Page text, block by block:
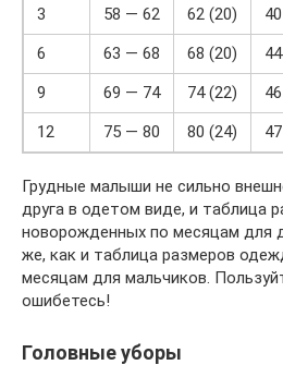
3
58 — 62 62 (20) 40
6
63 — 68 68 (20) 44
9
69 — 74 74 (22) 46
12
75 — 80 80 (24) 47
Грудные малыши не сильно
друга в одетом виде, и таблица
новорожденных по месяцам для
же, как и таблица размеров
месяцам для мальчиков.
ошибетесь!
Головные уборы